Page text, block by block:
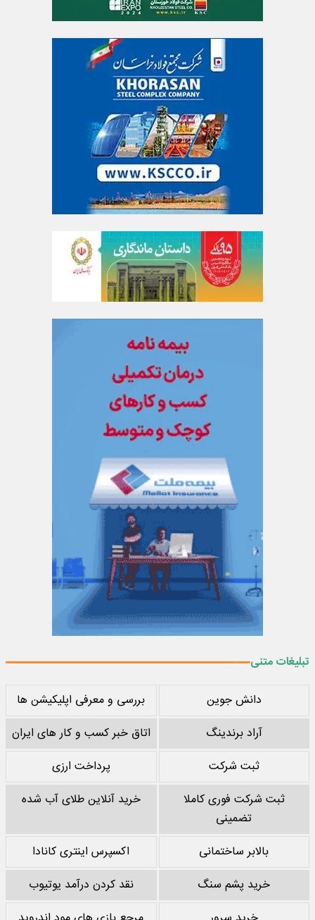
تبلیغات متنی
دانش جوین
بررسی و معرفی اپلیکیشن ها
آراد برندینگ
اتاق خبر کسب و کار های ایران
ثبت شرکت
پرداخت ارزی
ثبت شرکت فوری کاملا
تضمینی
خرید آنلاین طلای آب شده
بالابر ساختمانی
اکسپرس اینتری کانادا
خرید پشم سنگ
نقد کردن درآمد یوتیوب